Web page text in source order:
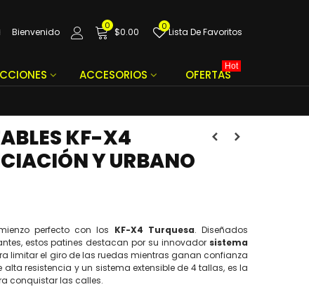
Bienvenido
0
$0.00
0
Lista De Favoritos
ACCESORIOS OFERTAS
Hot
KF-X4
Y URBANO
perfecto con los KF-X4 Turquesa. Diseñados
estos patines destacan por su innovador sistema
limitar el giro de las ruedas mientras ganan confianza
resistencia y un sistema extensible de 4 tallas, es la
conquistar las calles.